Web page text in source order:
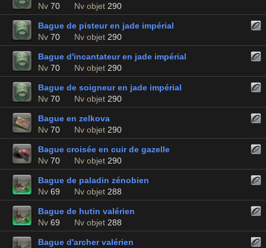
Nv 70 Nv objet 290
Bague de pisteur en jade impérial
Nv 70 Nv objet 290
Bague d'incantateur en jade impérial
Nv 70 Nv objet 290
Bague de soigneur en jade impérial
Nv 70 Nv objet 290
Bague en zelkova
Nv 70 Nv objet 290
Bague croisée en cuir de gazelle
Nv 70 Nv objet 290
Bague de paladin zénobien
Nv 69 Nv objet 288
Bague de hutin valérien
Nv 69 Nv objet 288
Bague d'archer valérien